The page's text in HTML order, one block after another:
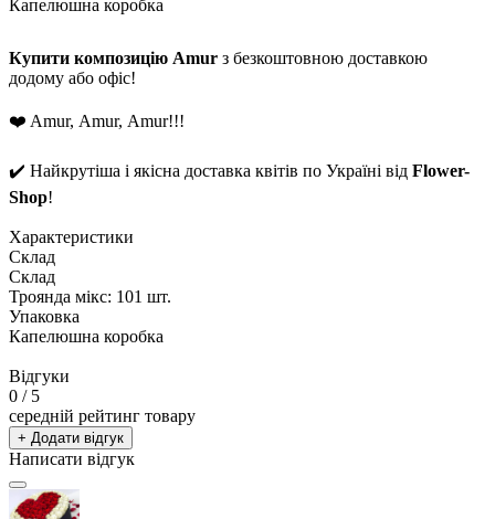
Капелюшна коробка
Купити композицію Amur з безкоштовною доставкою
додому або офіс!
❤️ Amur, Amur, Amur!!!
✔️ Найкрутіша і якісна доставка квітів по Україні від Flower-
Shop!
Характеристики
Склад
Склад
Троянда мікс: 101 шт.
Упаковка
Капелюшна коробка
Відгуки
0 / 5
середній рейтинг товару
+ Додати відгук
Написати відгук